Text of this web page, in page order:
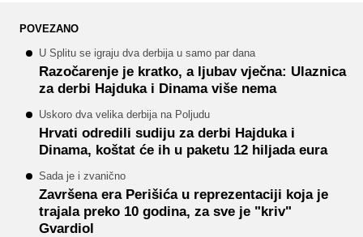
POVEZANO
U Splitu se igraju dva derbija u samo par dana
Razočarenje je kratko, a ljubav vječna: Ulaznica
za derbi Hajduka i Dinama više nema
Uskoro dva velika derbija na Poljudu
Hrvati odredili sudiju za derbi Hajduka i
Dinama, koštat će ih u paketu 12 hiljada eura
Sada je i zvanično
Završena era Perišića u reprezentaciji koja je
trajala preko 10 godina, za sve je "kriv"
Gvardiol